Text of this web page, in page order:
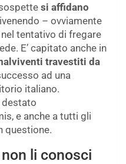
si affidano
– ovviamente
tentativo di fregare
E’ capitato anche in
travestiti da
ad una
italiano.
destato
e anche a tutti gli
questione.
li conosci